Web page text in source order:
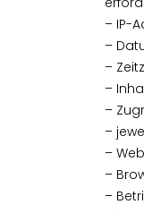
– IP-
–
–
–
–
–
–
–
–